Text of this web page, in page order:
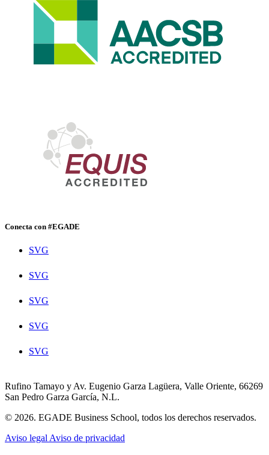
Conecta con #EGADE
SVG
SVG
SVG
SVG
SVG
Rufino Tamayo y Av. Eugenio Garza Lagüera, Valle Oriente, 66269
San Pedro Garza García, N.L.
© 2026. EGADE Business School, todos los derechos reservados.
Aviso legal Aviso de privacidad